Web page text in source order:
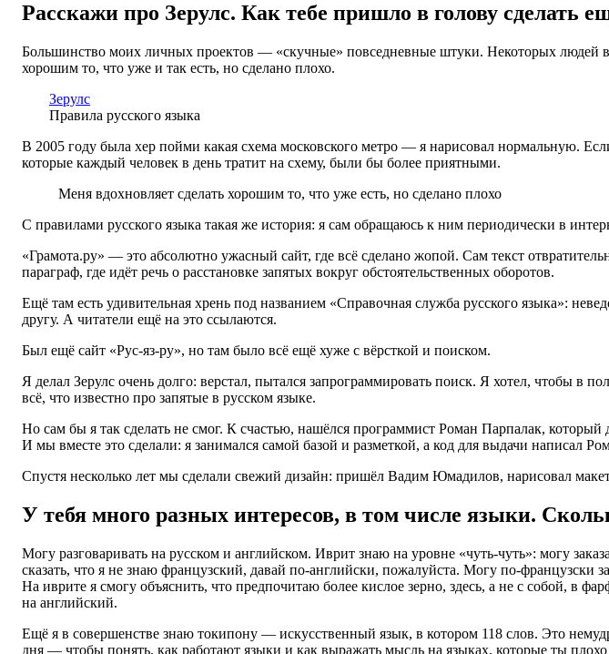
Расскажи про Зерулс. Как тебе пришло в голову сделать
Большинство моих личных проектов — «скучные» повседневные штуки. Некоторых людей
хорошим то, что уже и так есть, но сделано плохо.
Зерулс
Правила русского языка
В 2005 году была хер пойми какая схема московского метро — я нарисовал нормальную.
которые каждый человек в день тратит на схему, были бы более приятными.
Меня вдохновляет сделать хорошим то, что уже есть, но сделано плохо
С правилами русского языка такая же история: я сам обращаюсь к ним периодически в
«Грамота.ру» — это абсолютно ужасный сайт, где всё сделано жопой. Сам текст
параграф, где идёт речь о расстановке запятых вокруг обстоятельственных оборотов.
Ещё там есть удивительная хрень под названием «Справочная служба русского языка»:
другу. А читатели ещё на это ссылаются.
Был ещё сайт «Рус-яз-ру», но там было всё ещё хуже с вёрсткой и поиском.
Я делал Зерулс очень долго: верстал, пытался запрограммировать поиск. Я хотел, чтобы
всё, что известно про запятые в русском языке.
Но сам бы я так сделать не смог. К счастью, нашёлся программист Роман Парпалак,
И мы вместе это сделали: я занимался самой базой и разметкой, а код для выдачи написал
Спустя несколько лет мы сделали свежий дизайн: пришёл Вадим Юмадилов, нарисовал
У тебя много разных интересов, в том числе языки.
Могу разговаривать на русском и английском. Иврит знаю на уровне «чуть-чуть»: могу
сказать, что я не знаю французский, давай по-английски, пожалуйста. Могу по-французски
На иврите я смогу объяснить, что предпочитаю более кислое зерно, здесь, а не с собой, в
на английский.
Ещё я в совершенстве знаю токипону — искусственный язык, в котором 118 слов. Это
дня — чтобы понять, как работают языки и как выражать мысль на языках, которые ты плохо